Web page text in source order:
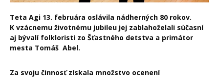
Teta Agi 13. februára oslávila nádherných 80 rokov.
K vzácnemu životnému jubileu jej zablahoželali súčasní
aj bývalí folkloristi zo Šťastného detstva a primátor
mesta Tomáš Abel.
Za svoju činnosť získala množstvo ocenení